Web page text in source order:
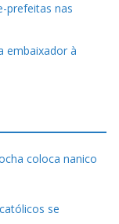
prefeitas nas
embaixador à
coloca nanico
se